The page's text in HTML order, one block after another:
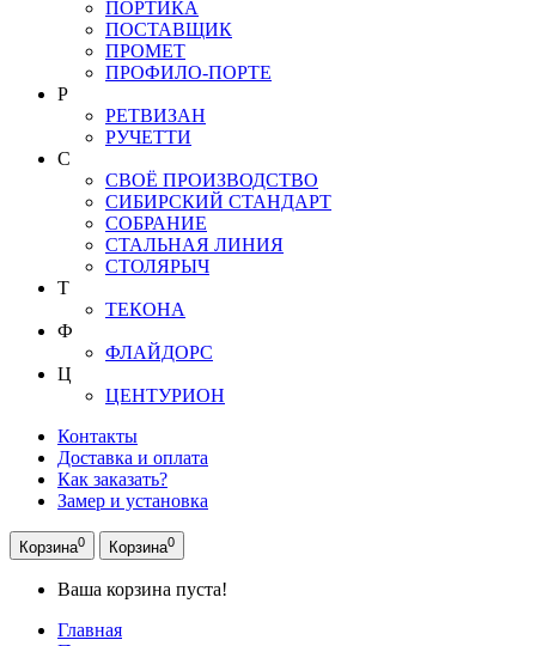
ПОРТИКА
ПОСТАВЩИК
ПРОМЕТ
ПРОФИЛО-ПОРТЕ
Р
РЕТВИЗАН
РУЧЕТТИ
С
СВОЁ ПРОИЗВОДСТВО
СИБИРСКИЙ СТАНДАРТ
СОБРАНИЕ
СТАЛЬНАЯ ЛИНИЯ
СТОЛЯРЫЧ
Т
ТЕКОНА
Ф
ФЛАЙДОРС
Ц
ЦЕНТУРИОН
Контакты
Доставка и оплата
Как заказать?
Замер и установка
Корзина0 Корзина0
Ваша корзина пуста!
Главная